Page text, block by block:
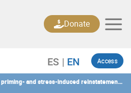
Access
Donate
and stress-induced reinstatement